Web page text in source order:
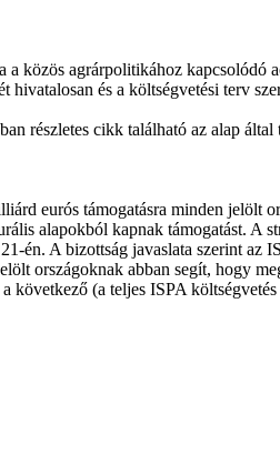
közös agrárpolitikához kapcsolódó
és a költségvetési terv
részletes cikk található az alap
eurós támogatásra minden jelölt
alapokból kapnak támogatást. A
én. A bizottság javaslata szerint az
országoknak abban segít, hogy
következő (a teljes ISPA költségvetés